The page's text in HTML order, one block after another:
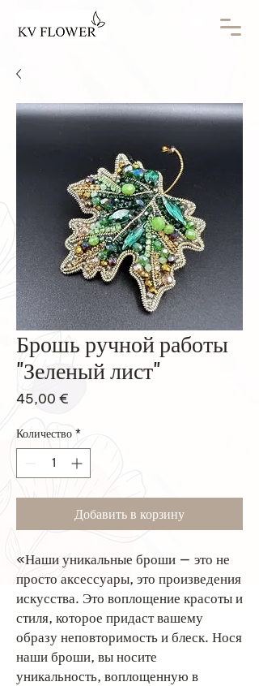
Брошь ручной работы
"Зеленый лист"
45,00 €
Количество *
Добавить в корзину
«Наши уникальные броши — это не
просто аксессуары, это произведения
искусства. Это воплощение красоты и
стиля, которое придаст вашему
образу неповторимость и блеск. Нося
наши броши, вы носите
уникальность, воплощенную в